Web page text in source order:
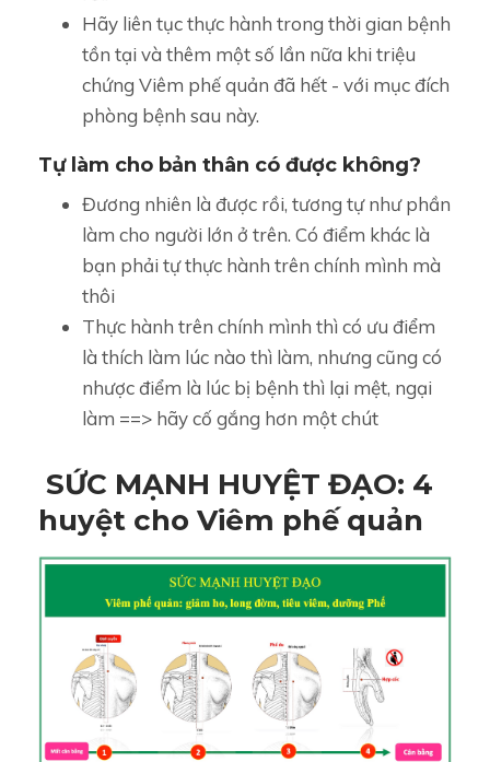
Hãy liên tục thực hành trong thời gian bệnh
tồn tại và thêm một số lần nữa khi triệu
chứng Viêm phế quản đã hết - với mục đích
phòng bệnh sau này.
Tự làm cho bản thân có được không?
Đương nhiên là được rồi, tương tự như phần
làm cho người lớn ở trên. Có điểm khác là
bạn phải tự thực hành trên chính mình mà
thôi
Thực hành trên chính mình thì có ưu điểm
là thích làm lúc nào thì làm, nhưng cũng có
nhược điểm là lúc bị bệnh thì lại mệt, ngại
làm ==> hãy cố gắng hơn một chút
SỨC MẠNH HUYỆT ĐẠO: 4
huyệt cho Viêm phế quản